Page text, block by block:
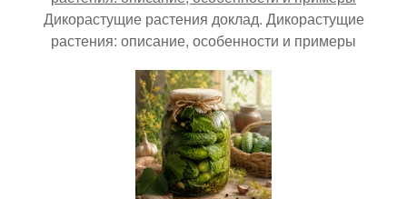
Дикорастущие растения доклад. Дикорастущие
растения: описание, особенности и примеры